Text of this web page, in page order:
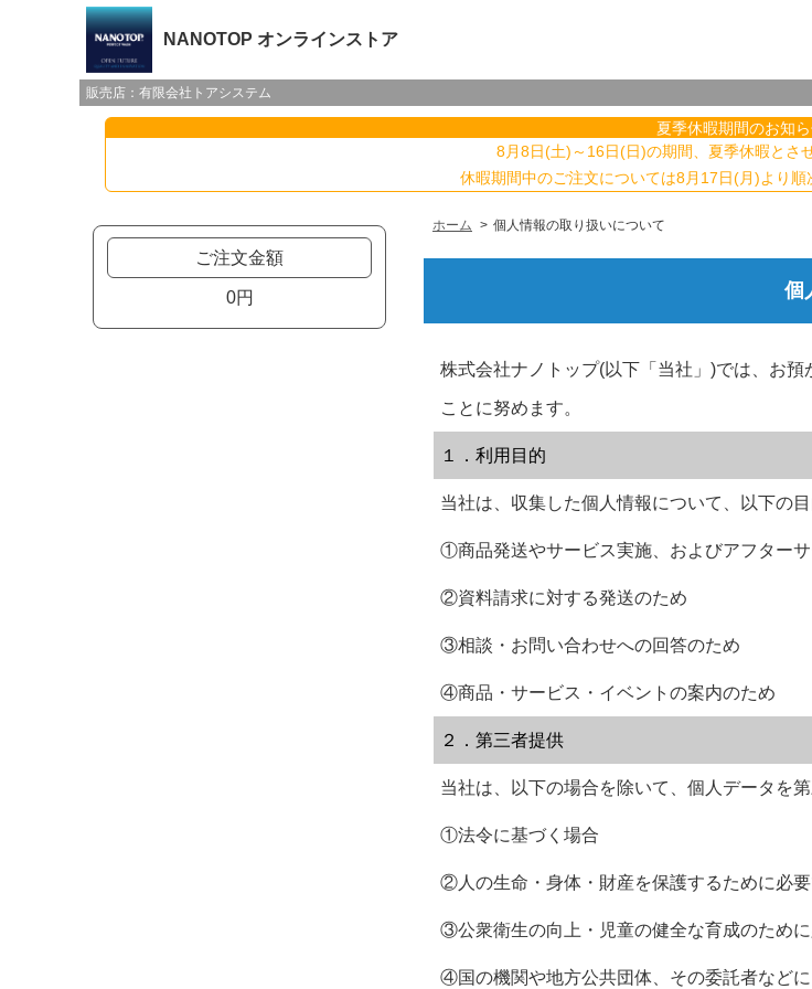
NANOTOP オンラインストア
販売店：有限会社トアシステム
夏季休暇期間のお知
8月8日(土)～16日(日)の期間、夏季休暇とさ
休暇期間中のご注文については8月17日(月)より順
ご注文金額
0円
ホーム 個人情報の取り扱いについて
個
株式会社ナノトップ(以下「当社」)では、お
ことに努めます。
１．利用目的
当社は、収集した個人情報について、以下の
①商品発送やサービス実施、およびアフター
②資料請求に対する発送のため
③相談・お問い合わせへの回答のため
④商品・サービス・イベントの案内のため
２．第三者提供
当社は、以下の場合を除いて、個人データを
①法令に基づく場合
②人の生命・身体・財産を保護するために必
③公衆衛生の向上・児童の健全な育成のため
④国の機関や地方公共団体、その委託者など